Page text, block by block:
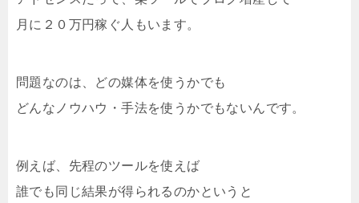
月に２０万円稼ぐ人もいます。
問題なのは、どの媒体を使うかでも
どんなノウハウ・手法を使うかでもないんです。
例えば、先程のツールを使えば
誰でも同じ結果が得られるのかというと